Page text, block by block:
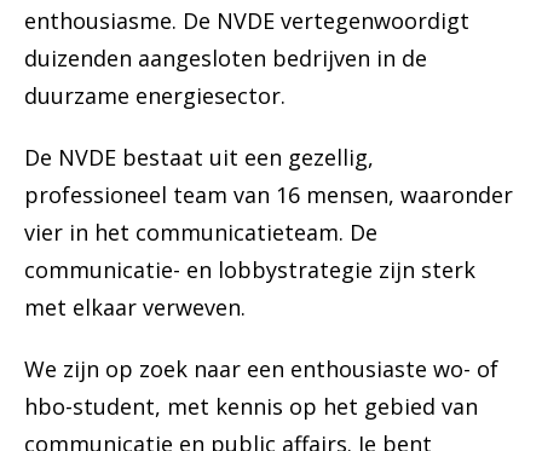
enthousiasme. De NVDE vertegenwoordigt
duizenden aangesloten bedrijven in de
duurzame energiesector.
De NVDE bestaat uit een gezellig,
professioneel team van 16 mensen, waaronder
vier in het communicatieteam. De
communicatie- en lobbystrategie zijn sterk
met elkaar verweven.
We zijn op zoek naar een enthousiaste wo- of
hbo-student, met kennis op het gebied van
communicatie en public affairs. Je bent